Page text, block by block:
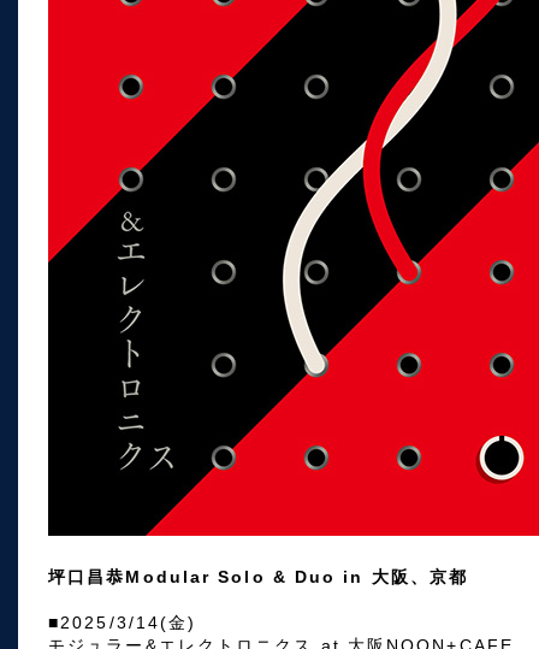
坪口昌恭Modular Solo & Duo in 大阪、京都
■2025/3/14(金)
モジュラー&エレクトロニクス at 大阪NOON+CAFE